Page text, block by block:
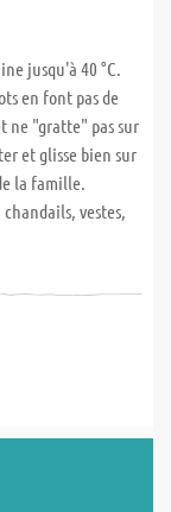
jusqu'à 40 °C.
en font pas de
ne "gratte" pas sur
et glisse bien sur
la famille.
vestes,